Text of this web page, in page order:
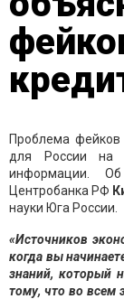
Проблема фейков
для России на
информации.
Центробанка РФ
науки Юга России.
«Источников
когда вы
знаний, который
тому, что во всем